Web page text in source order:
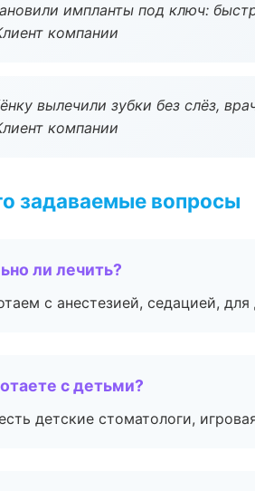
импланты под ключ:
компании
вылечили зубки без слёз,
компании
задаваемые вопросы
ли лечить?
с анестезией, седацией,
с детьми?
детские стоматологи,